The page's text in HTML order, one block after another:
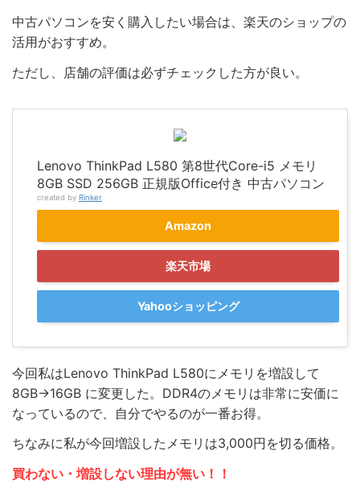
中古パソコンを安く購入したい場合は、楽天のショップの
活用がおすすめ。
ただし、店舗の評価は必ずチェックした方が良い。
Lenovo ThinkPad L580 第8世代Core-i5 メモリ
8GB SSD 256GB 正規版Office付き 中古パソコン
created by Rinker
Amazon
楽天市場
Yahooショッピング
今回私はLenovo ThinkPad L580にメモリを増設して
8GB→16GB に変更した。DDR4のメモリは非常に安価に
なっているので、自分でやるのが一番お得。
ちなみに私が今回増設したメモリは3,000円を切る価格。
買わない・増設しない理由が無い！！